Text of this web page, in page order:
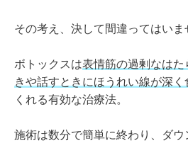
その考え、決して間違ってはいま
ボトックスは表情筋の過剰なはた
きや話すときにほうれい線が深
くれる有効な治療法。
施術は数分で簡単に終わり、ダ